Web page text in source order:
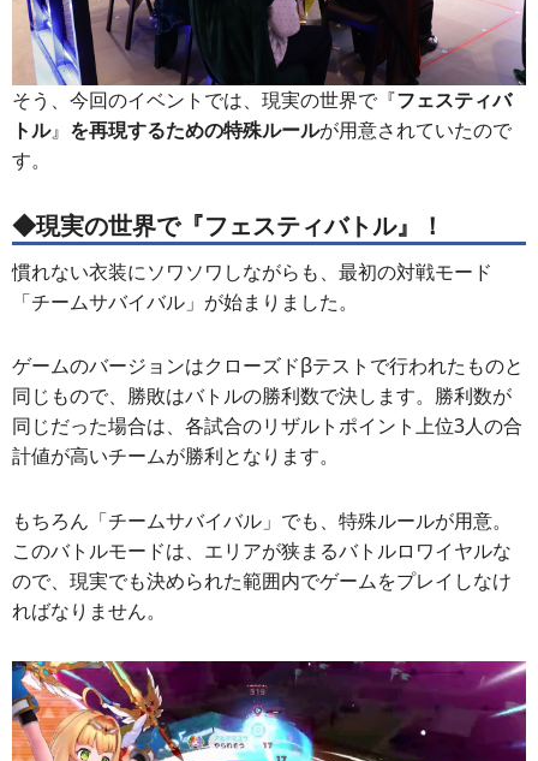
そう、今回のイベントでは、現実の世界で『フェスティバ
トル』 を再現するための特殊ルールが用意されていたので
す。
◆現実の世界で『フェスティバトル』！
慣れない衣装にソワソワしながらも、最初の対戦モード
「チームサバイバル」が始まりました。
ゲームのバージョンはクローズドβテストで行われたものと
同じもので、勝敗はバトルの勝利数で決します。勝利数が
同じだった場合は、各試合のリザルトポイント上位3人の合
計値が高いチームが勝利となります。
もちろん「チームサバイバル」でも、特殊ルールが用意。
このバトルモードは、エリアが狭まるバトルロワイヤルな
ので、現実でも決められた範囲内でゲームをプレイしなけ
ればなりません。